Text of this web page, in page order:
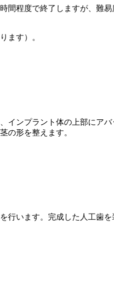
程度で終了しますが、難易
ます）。
ンプラント体の上部にア
の形を整えます。
います。完成した人工歯